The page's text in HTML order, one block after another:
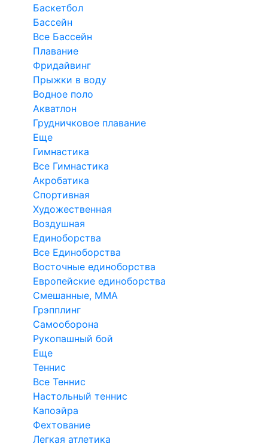
Баскетбол
Бассейн
Все Бассейн
Плавание
Фридайвинг
Прыжки в воду
Водное поло
Акватлон
Грудничковое плавание
Еще
Гимнастика
Все Гимнастика
Акробатика
Спортивная
Художественная
Воздушная
Единоборства
Все Единоборства
Восточные единоборства
Европейские единоборства
Смешанные, ММА
Грэпплинг
Самооборона
Рукопашный бой
Еще
Теннис
Все Теннис
Настольный теннис
Капоэйра
Фехтование
Легкая атлетика